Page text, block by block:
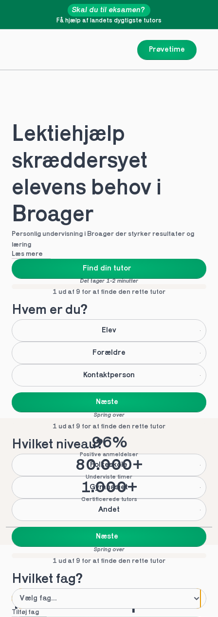
Prøvetime
Få hjælp af landets dygtigste tutors
Skal du til eksamen?
Lektiehjælp
skræddersyet
elevens behov i
Broager
Personlig undervisning i Broager der styrker resultater og
læring
Læs mere
Find din tutor
Det tager 1-2 minutter
1 ud af 9 for at finde den rette tutor
Hvem er du?
Elev
Forældre
Kontaktperson
Næste
Spring over
1 ud af 9 for at finde den rette tutor
Hvilket niveau?
Folkeskole
Gymnasiet
Andet
Næste
Spring over
1 ud af 9 for at finde den rette tutor
Hvilket fag?
Tilføj fag
96%
Positive anmeldelser
80.000+
Underviste timer
1.000+
Certificerede tutors
Mød vores top tutors